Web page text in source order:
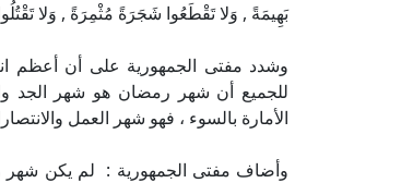
بَهِيمَةً , وَلا تَقْطَعُوا شَجَرَةً مُثْمِرَةً , وَلا
وشدد مفتى الجمهورية على أن أعظم
للجميع أن شهر رمضان هو شهر الجد
الأمارة بالسوء ، فهو شهر العمل
وأضاف مفتى الجمهورية : لم يكن شهر